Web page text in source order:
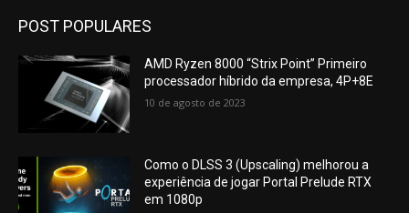
POST POPULARES
AMD Ryzen 8000 “Strix Point” Primeiro
processador híbrido da empresa, 4P+8E
10 de agosto de 2023
Como o DLSS 3 (Upscaling) melhorou a
experiência de jogar Portal Prelude RTX
em 1080p